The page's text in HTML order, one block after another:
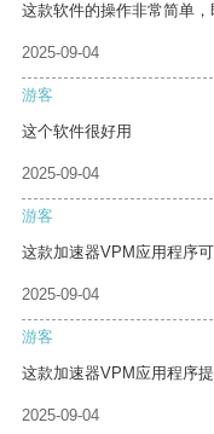
这款软件的操作非常简单，
2025-09-04
游客
这个软件很好用
2025-09-04
游客
这款加速器VPM应用程序
2025-09-04
游客
这款加速器VPM应用程序
2025-09-04